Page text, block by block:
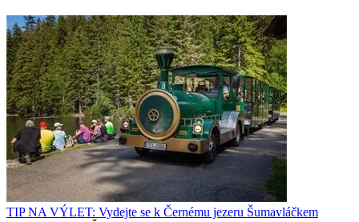
TIP NA VÝLET: Vydejte se k Černému jezeru Šumavláčkem